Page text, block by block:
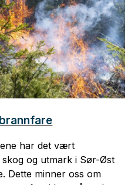
har det vært
og utmark i Sør-Øst
Dette minner oss om